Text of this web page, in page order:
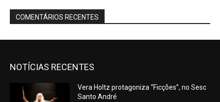
COMENTÁRIOS RECENTES
NOTÍCIAS RECENTES
Vera Holtz protagoniza “Ficções”, no Sesc
Santo André